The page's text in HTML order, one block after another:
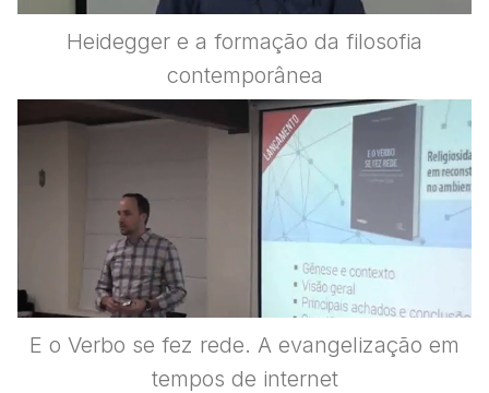
Heidegger e a formação da filosofia
contemporânea
E o Verbo se fez rede. A evangelização em
tempos de internet